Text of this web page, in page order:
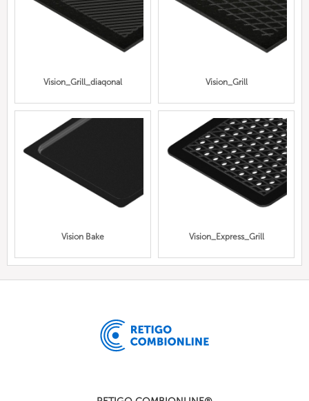
Vision_Grill_diaqonal Vision_Grill
Vision Bake Vision_Express_Grill